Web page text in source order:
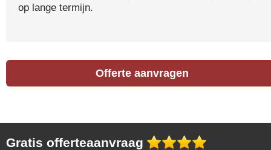
op lange termijn.
Offerte aanvragen
Gratis offerteaanvraag